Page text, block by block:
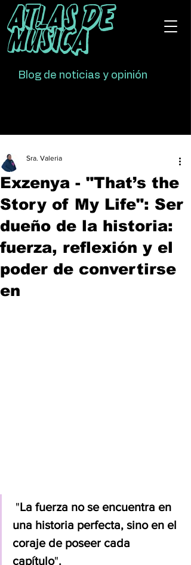
Atlas De
Música
Blog de noticias y opinión
Exzenya - "That’s the
Story of My Life": Ser
dueño de la historia:
fuerza, reflexión y el
poder de convertirse
en
Sra. Valeria
"La fuerza no se encuentra en
una historia perfecta, sino en el
coraje de poseer cada
capítulo".